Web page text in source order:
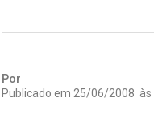
Por
Publicado em 25/06/2008 às